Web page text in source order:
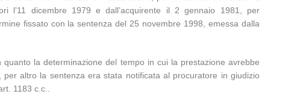
l’11 dicembre 1979 e dall’acquirente il 2 gennaio 1981, per
fissato con la sentenza del 25 novembre 1998, emessa dalla
quanto la determinazione del tempo in cui la prestazione avrebbe
altro la sentenza era stata notificata al procuratore in giudizio
1183 c.c..